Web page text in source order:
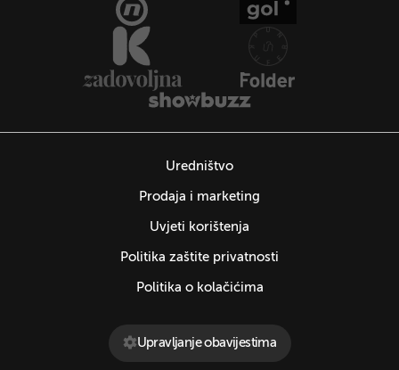
Uredništvo
Prodaja i marketing
Uvjeti korištenja
Politika zaštite privatnosti
Politika o kolačićima
Upravljanje obavijestima